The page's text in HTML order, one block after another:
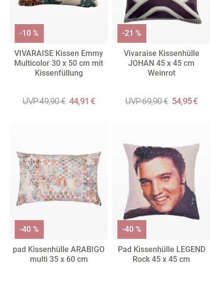
VIVARAISE Kissen Emmy
Multicolor 30 x 50 cm mit
Kissenfüllung
UVP 49,90 € 44,91 €
-10 %
Vivaraise Kissenhülle
JOHAN 45 x 45 cm
Weinrot
UVP 69,90 € 54,95 €
-21 %
pad Kissenhülle ARABIGO
multi 35 x 60 cm
-40 %
Pad Kissenhülle LEGEND
Rock 45 x 45 cm
-40 %